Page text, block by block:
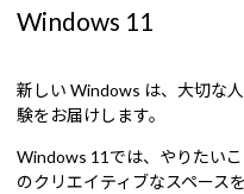
Windows 11
新しい Windows は、大切な
験をお届けします。
Windows 11では、やりたい
のクリエイティブなスペース